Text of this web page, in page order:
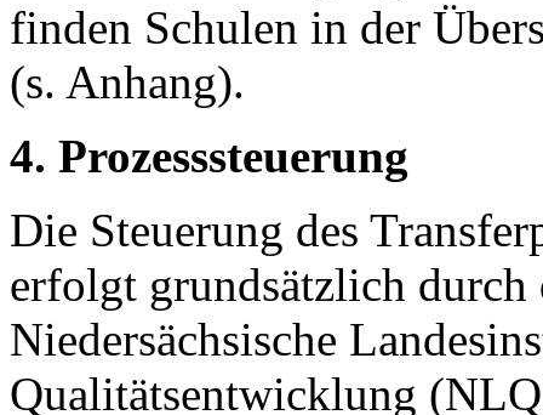
finden Schulen in der
(s. Anhang).
4. Prozesssteuerung
Die Steuerung des
erfolgt grundsätzlich durch
Niedersächsische
Qualitätsentwicklung